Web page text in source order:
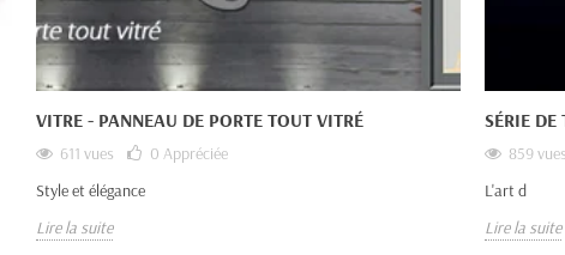
VITRE - PANNEAU DE PORTE TOUT VITRÉ
611 vues 0Appréciée
Style et élégance
Lire la suite
SÉRIE
859 vues
L'art d
Lire la suite